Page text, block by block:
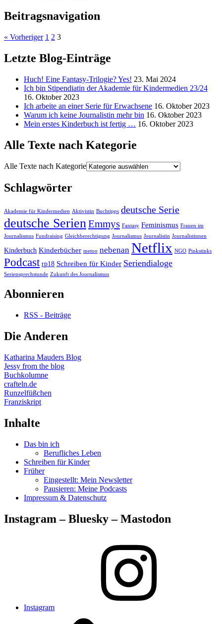
Beitragsnavigation
« Vorheriger 1 2 3
Letzte Blog-Einträge
Huch! Eine Fantasy-Trilogie? Yes! 23. Mai 2024
Ich bin Stipendiatin der Akademie für Kindermedien 23/24
16. Oktober 2023
Ich arbeite an einer Serie für Erwachsene 16. Oktober 2023
Warum ich keine Journalistin mehr bin 16. Oktober 2023
Mein erstes Kinderbuch ist fertig … 16. Oktober 2023
Alle Texte nach Kategorie
Alle Texte nach Kategorie
Schlagwörter
Akademie für Kindermedien Aktivistin Buchtipps deutsche Serie
deutsche Serien Emmys Fantasy Feminismus Frauen im
Journalismus Fundraising Gleichberechtigung Journalismus Journalistin Journalistinnen
Kinderbuch Kinderbücher metoo nebenan Netflix NGO Pinkstinks
Podcast rp18 Schreiben für Kinder Seriendialoge
Seriensprechstunde Zukunft des Journalismus
Abonnieren
RSS - Beiträge
Die Anderen
Katharina Mauders Blog
Jessy from the blog
Buchkolumne
crafteln.de
Runzelfüßchen
Franziskript
Inhalte
Das bin ich
Berufliches Leben
Schreiben für Kinder
Früher
Eingestellt: Mein Newsletter
Pausieren: Meine Podcasts
Impressum & Datenschutz
Instagram – Bluesky – Mastodon
Instagram